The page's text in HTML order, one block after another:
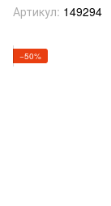
Артикул: 149294
−50%